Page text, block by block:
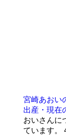
宮崎あおい
出産・現在
おいさんに
ています。